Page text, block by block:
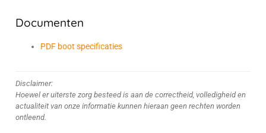
Documenten
PDF boot specificaties
Disclaimer:
Hoewel er uiterste zorg besteed is aan de correctheid, volledigheid en
actualiteit van onze informatie kunnen hieraan geen rechten worden
ontleend.